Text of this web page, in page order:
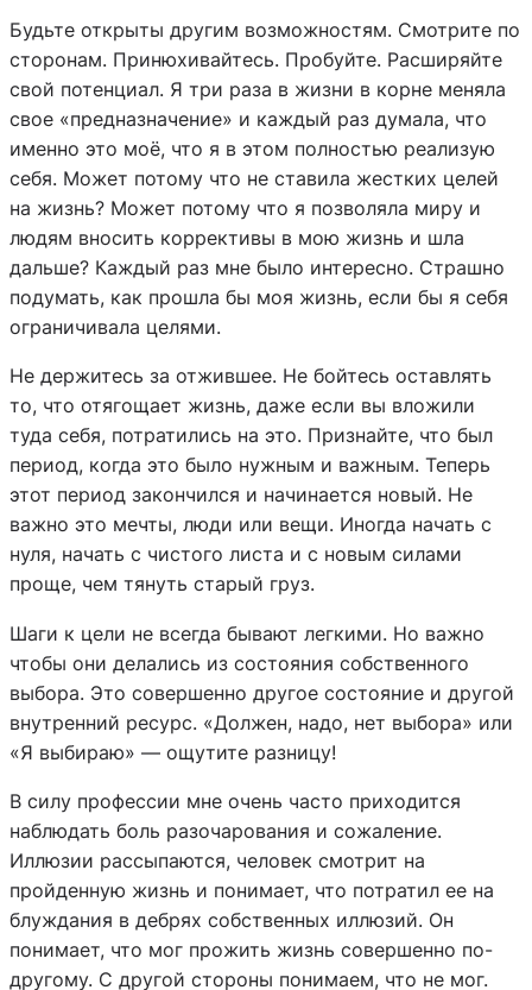
Будьте открыты другим возможностям. Смотрите по
сторонам. Принюхивайтесь. Пробуйте. Расширяйте
свой потенциал. Я три раза в жизни в корне меняла
свое «предназначение» и каждый раз думала, что
именно это моё, что я в этом полностью реализую
себя. Может потому что не ставила жестких целей
на жизнь? Может потому что я позволяла миру и
людям вносить коррективы в мою жизнь и шла
дальше? Каждый раз мне было интересно. Страшно
подумать, как прошла бы моя жизнь, если бы я себя
ограничивала целями.
Не держитесь за отжившее. Не бойтесь оставлять
то, что отягощает жизнь, даже если вы вложили
туда себя, потратились на это. Признайте, что был
период, когда это было нужным и важным. Теперь
этот период закончился и начинается новый. Не
важно это мечты, люди или вещи. Иногда начать с
нуля, начать с чистого листа и с новым силами
проще, чем тянуть старый груз.
Шаги к цели не всегда бывают легкими. Но важно
чтобы они делались из состояния собственного
выбора. Это совершенно другое состояние и другой
внутренний ресурс. «Должен, надо, нет выбора» или
«Я выбираю» — ощутите разницу!
В силу профессии мне очень часто приходится
наблюдать боль разочарования и сожаление.
Иллюзии рассыпаются, человек смотрит на
пройденную жизнь и понимает, что потратил ее на
блуждания в дебрях собственных иллюзий. Он
понимает, что мог прожить жизнь совершенно по-
другому. С другой стороны понимаем, что не мог.